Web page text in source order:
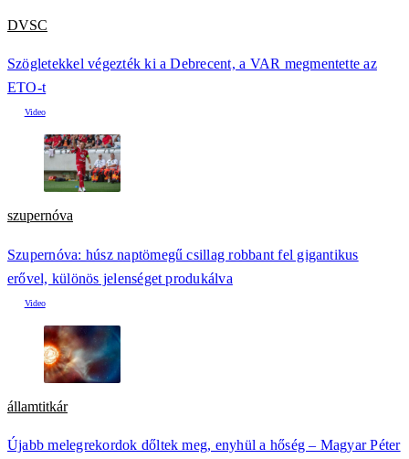
DVSC
Szögletekkel végezték ki a Debrecent, a VAR megmentette az
ETO-t
szupernóva
Szupernóva: húsz naptömegű csillag robbant fel gigantikus
erővel, különös jelenséget produkálva
államtitkár
Újabb melegrekordok dőltek meg, enyhül a hőség – Magyar Péter